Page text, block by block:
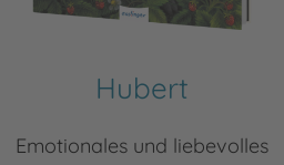
Hubert
Emotionales und liebevolles